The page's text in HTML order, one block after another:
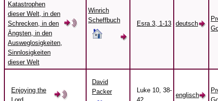
Katastrophen
dieser Welt, in den
Schrecken, in den
Ängsten, in den
Ausweglosigkeiten,
Sinnlosigkeiten
dieser Welt
Winrich
Scheffbuch
Esra 3, 1-13 deutsch
Enjoying the
David
Packer
Luke 10, 38-
englisch